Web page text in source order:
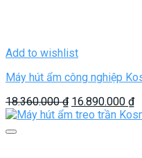
Add to wishlist
Máy hút ẩm công nghiệp
18.360.000₫ Giá
gốc
16.890.000 ₫Giá